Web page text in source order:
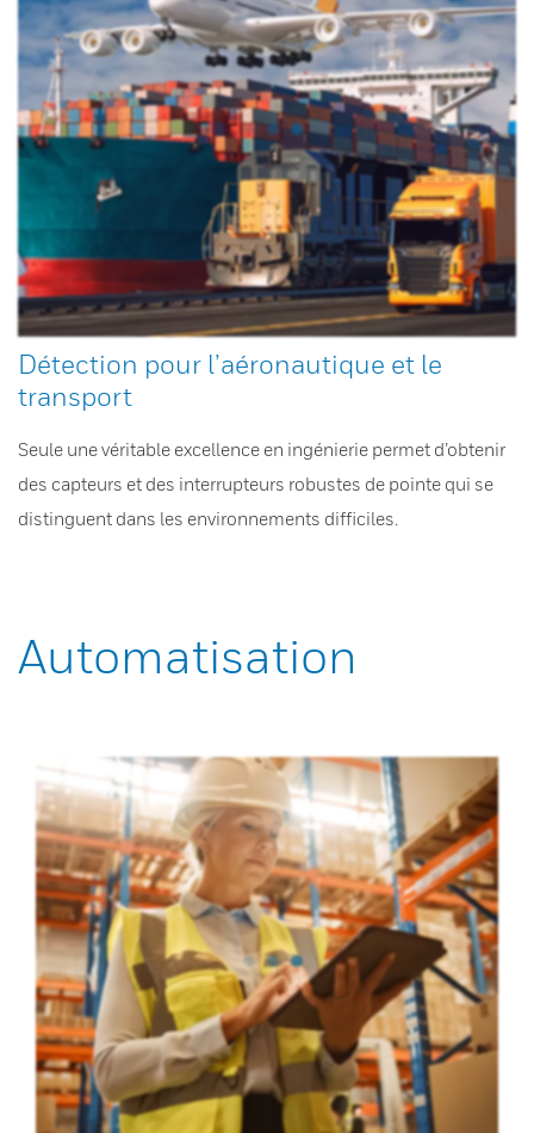
Détection pour l’aéronautique et le
transport
Seule une véritable excellence en ingénierie permet d’obtenir
des capteurs et des interrupteurs robustes de pointe qui se
distinguent dans les environnements difficiles.
Automatisation